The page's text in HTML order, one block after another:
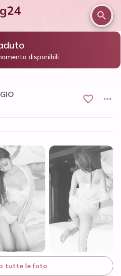
/ Roma
disponibili.
tutte le foto